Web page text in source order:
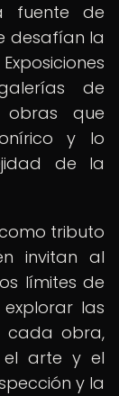
fuente de
desafían la
de
obras que
y lo
de la
tributo
invitan al
límites de
las
cada obra,
el arte y el
y la